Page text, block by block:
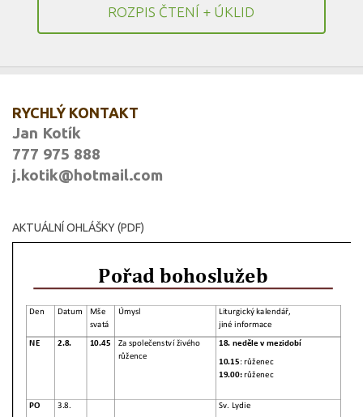
ROZPIS ČTENÍ + ÚKLID
RYCHLÝ KONTAKT
Jan Kotík
777 975 888
j.kotik@hotmail.com
AKTUÁLNÍ OHLÁŠKY (PDF)